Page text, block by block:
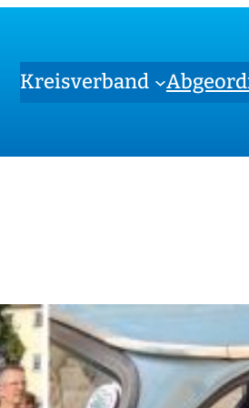
Kreisverband